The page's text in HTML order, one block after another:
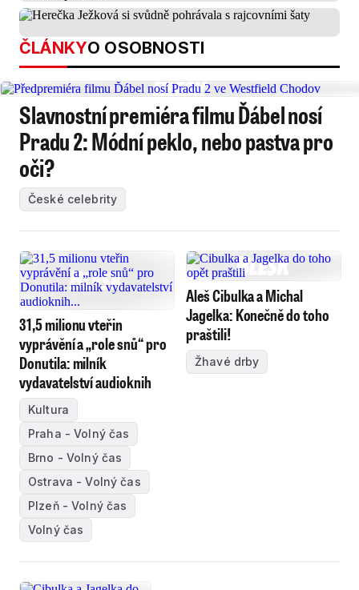
ČLÁNKYO OSOBNOSTI
Slavnostní premiéra filmu Ďábel nosí
Pradu 2: Módní peklo, nebo pastva pro
oči?
České celebrity
31,5 milionu vteřin
vyprávění a „role snů“ pro
Donutila: milník
vydavatelství audioknih
Kultura
Praha - Volný čas
Brno - Volný čas
Ostrava - Volný čas
Plzeň - Volný čas
Volný čas
Aleš Cibulka a Michal
Jagelka: Konečně do toho
praštili!
Žhavé drby